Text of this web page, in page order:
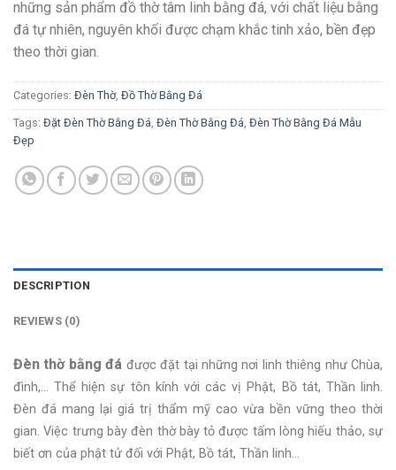
những sản phẩm đồ thờ tâm linh bằng đá, với chất liệu bằng
đá tự nhiên, nguyên khối được chạm khắc tinh xảo, bền đẹp
theo thời gian.
Categories: Đèn Thờ, Đồ Thờ Bằng Đá
Tags: Đặt Đèn Thờ Bằng Đá, Đèn Thờ Bằng Đá, Đèn Thờ Bằng Đá Mẫu
Đẹp
DESCRIPTION
REVIEWS (0)
Đèn thờ bằng đá được đặt tại những nơi linh thiêng như Chùa,
đình,… Thể hiện sự tôn kính với các vị Phật, Bồ tát, Thần linh.
Đèn đá mang lại giá trị thẩm mỹ cao vừa bền vững theo thời
gian. Việc trưng bày đèn thờ bày tỏ được tấm lòng hiếu thảo, sự
biết ơn của phật tử đối với Phật, Bồ tát, Thần linh…